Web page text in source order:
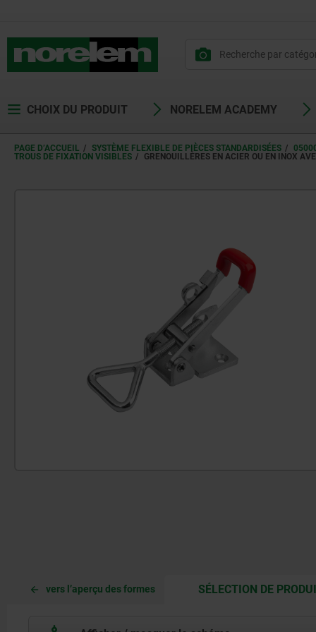
CHOIX DU PRODUIT NORELEM ACADEMY
PAGE D’ACCUEIL SYSTÈME FLEXIBLE DE PIÈCES STANDARDISÉES
TROUS DE FIXATION VISIBLES
GRENOUILLÈRES EN ACIER OU EN INOX
vers l’aperçu des formes SÉLECTION DE